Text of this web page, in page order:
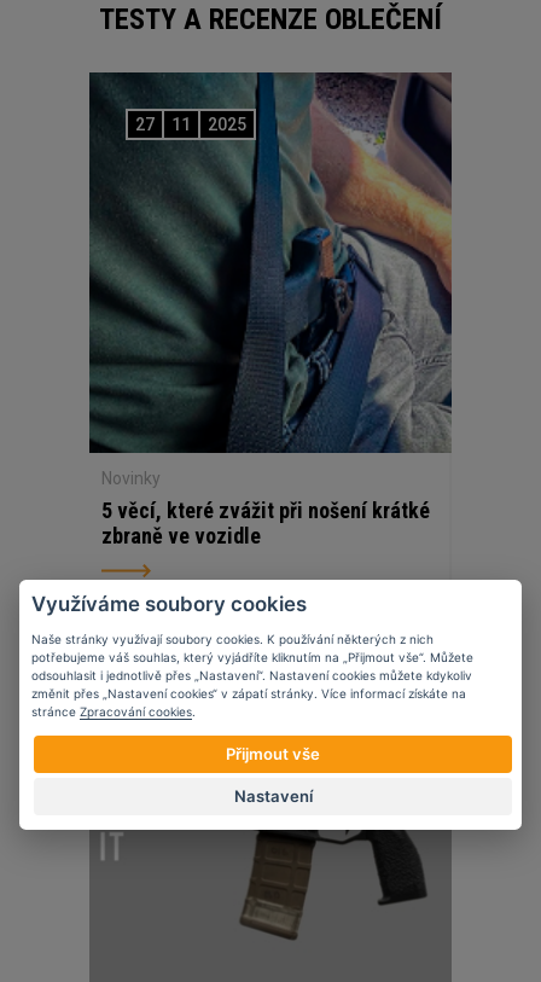
TESTY A RECENZE OBLEČENÍ
27 11 2025
Novinky
5 věcí, které zvážit při nošení krátké
zbraně ve vozidle
07 11 2023
Využíváme soubory cookies
Naše stránky využívají soubory cookies. K používání některých z nich
potřebujeme váš souhlas, který vyjádříte kliknutím na „Přijmout vše“. Můžete
odsouhlasit i jednotlivě přes „Nastavení“. Nastavení cookies můžete kdykoliv
změnit přes „Nastavení cookies“ v zápatí stránky. Více informací získáte na
stránce Zpracování cookies
Přijmout vše
Nastavení